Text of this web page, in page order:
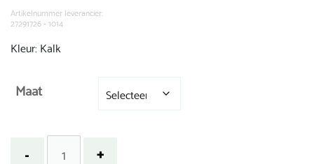
€ 69,99.
Artikelnummer leverancier:
27291726 - 1014
Kleur: Kalk
Maat